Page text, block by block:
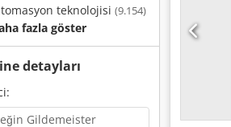
teknolojisi (9.154)
fazla göster
detayları